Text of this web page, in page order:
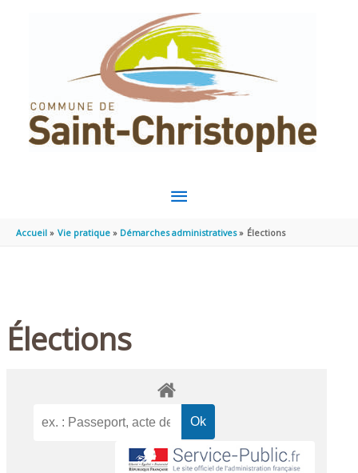
MENU
PRINCIPAL
Accueil Vie pratique Démarches administratives Élections
Élections